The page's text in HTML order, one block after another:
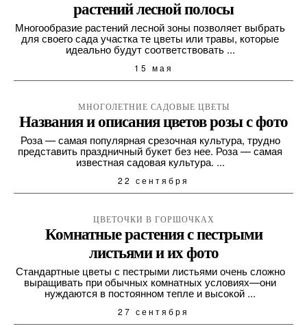
растений лесной полосы
Многообразие растений лесной зоны позволяет выбрать
для своего сада участка те цветы или травы, которые
идеально будут соответствовать ...
15 мая
МНОГОЛЕТНИЕ САДОВЫЕ ЦВЕТЫ
Названия и описания цветов розы с фото
Роза — самая популярная срезочная культура, трудно
представить праздничный букет без нее. Роза — самая
известная садовая культура. ...
22 сентября
ЦВЕТОЧКИ В ГОРШОЧКАХ
Комнатные растения с пестрыми
листьями и их фото
Стандартные цветы с пестрыми листьями очень сложно
выращивать при обычных комнатных условиях—они
нуждаются в постоянном тепле и высокой ...
27 сентября